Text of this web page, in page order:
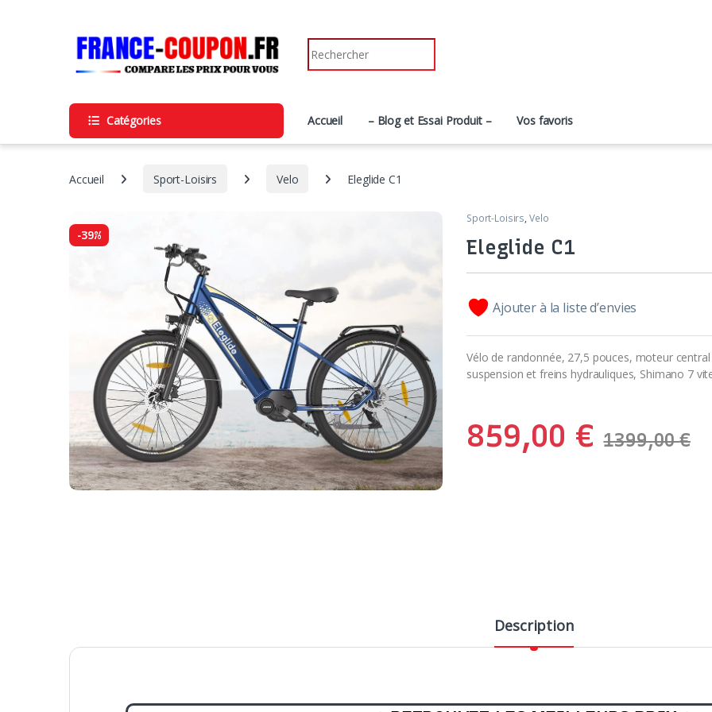
Catégories Accueil – Blog et Essai Produit – Vos favoris
Accueil Sport-Loisirs Velo Eleglide C1
-39%
Sport-Loisirs, Velo
Eleglide C1
Ajouter à la liste d’envies
Vélo de randonnée, 27,5 pouces, moteur
suspension et freins hydrauliques, Shimano 7
859,00 € 1399,00€
Description